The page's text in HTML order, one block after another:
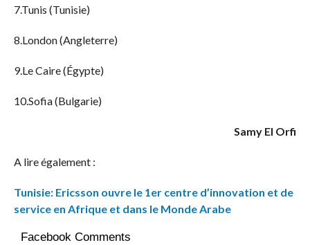
7.Tunis (Tunisie)
8.London (Angleterre)
9.Le Caire (Égypte)
10.Sofia (Bulgarie)
Samy El Orfi
A lire également :
Tunisie: Ericsson ouvre le 1er centre d’innovation et de
service en Afrique et dans le Monde Arabe
Facebook Comments